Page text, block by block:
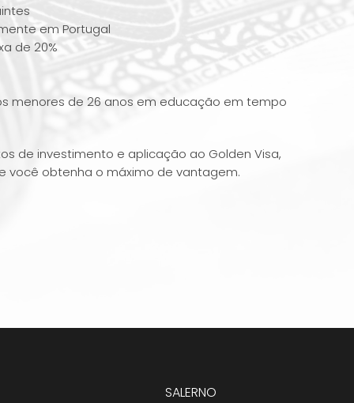
em Portugal
de 20%
menores de 26 anos em educação em tempo
de investimento e aplicação ao Golden Visa,
você obtenha o máximo de vantagem.
SALERNO